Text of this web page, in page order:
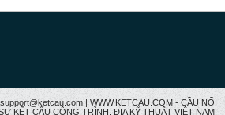
| WWW.KETCAU.COM - CẦU NỐI
KẾT CẤU CÔNG TRÌNH, ĐỊA KỸ THUẬT VIỆT NAM.